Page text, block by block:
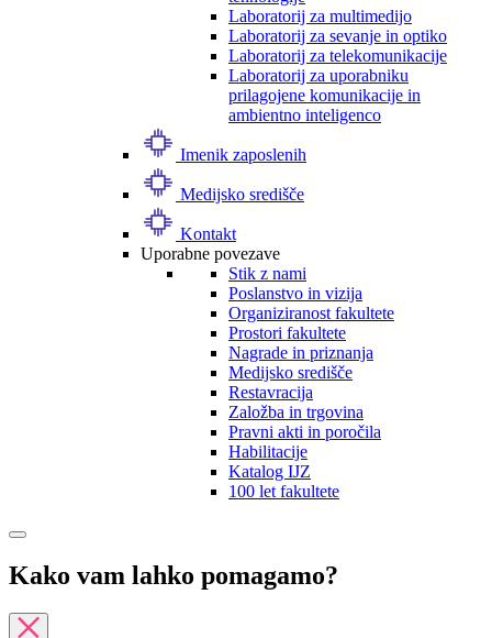
Laboratorij za multimedijo
Laboratorij za sevanje in optiko
Laboratorij za telekomunikacije
Laboratorij za uporabniku
prilagojene komunikacije in
ambientno inteligenco
Imenik zaposlenih
Medijsko središče
Kontakt
Uporabne povezave
Stik z nami
Poslanstvo in vizija
Organiziranost fakultete
Prostori fakultete
Nagrade in priznanja
Medijsko središče
Restavracija
Založba in trgovina
Pravni akti in poročila
Habilitacije
Katalog IJZ
100 let fakultete
Kako vam lahko pomagamo?